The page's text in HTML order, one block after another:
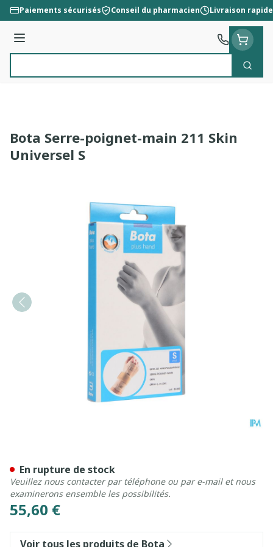
Aller au contenu
Paiements sécurisés Conseil du pharmacien Livraison rapide
Menu
Bota Serre-poignet-main 211 Skin
Universel S
55,60 €
En rupture de stock
Veuillez nous contacter par téléphone ou par e-mail et nous
examinerons ensemble les possibilités.
Voir tous les produits de Bota